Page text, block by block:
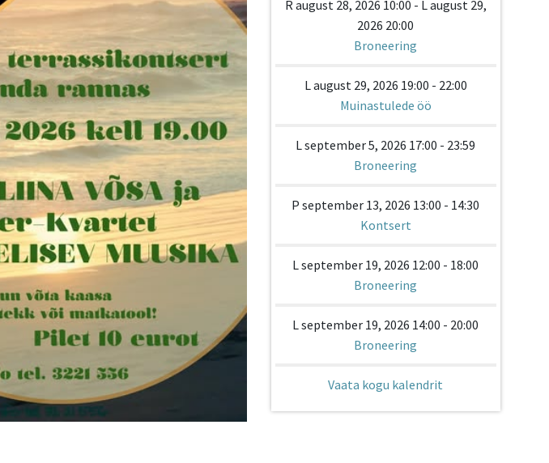
R august 28, 2026 10:00 - L august 29,
2026 20:00
Broneering
L august 29, 2026 19:00 - 22:00
Muinastulede öö
L september 5, 2026 17:00 - 23:59
Broneering
P september 13, 2026 13:00 - 14:30
Kontsert
L september 19, 2026 12:00 - 18:00
Broneering
L september 19, 2026 14:00 - 20:00
Broneering
Vaata kogu kalendrit